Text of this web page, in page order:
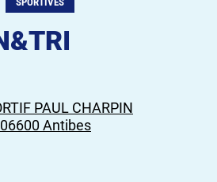
PAUL CHARPIN
Antibes